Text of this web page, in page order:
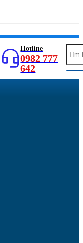
Hotline
0982 777
642